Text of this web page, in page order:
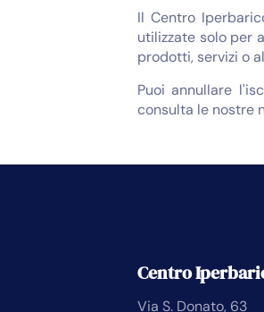
Il Centro
utilizzate solo per
prodotti, servizi o
Puoi annullare
consulta le nostre
Centro
Via S. Donato, 63